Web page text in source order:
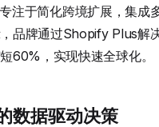
注于简化跨境扩展，集成
品牌通过Shopify Plus解
60%，实现快速全球化。
数据驱动决策